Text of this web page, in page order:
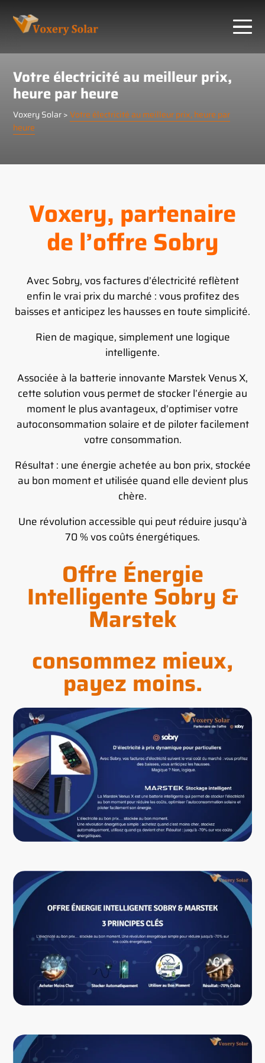
Votre électricité au meilleur prix,
heure par heure
Voxery Solar>Votre électricité au meilleur prix, heure par
heure
Voxery, partenaire
de l’offre Sobry
Avec Sobry, vos factures d’électricité reflètent
enfin le vrai prix du marché : vous profitez des
baisses et anticipez les hausses en toute simplicité.
Rien de magique, simplement une logique
intelligente.
Associée à la batterie innovante Marstek Venus X,
cette solution vous permet de stocker l’énergie au
moment le plus avantageux, d’optimiser votre
autoconsommation solaire et de piloter facilement
votre consommation.
Résultat : une énergie achetée au bon prix, stockée
au bon moment et utilisée quand elle devient plus
chère.
Une révolution accessible qui peut réduire jusqu’à
70 % vos coûts énergétiques.
Offre Énergie
Intelligente Sobry &
Marstek
consommez mieux,
payez moins.